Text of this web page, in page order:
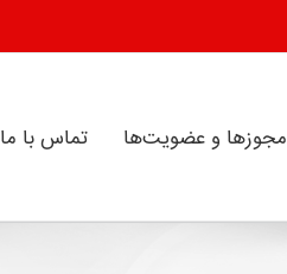
مجوز‌ها و عضویت‌ها تماس با ما